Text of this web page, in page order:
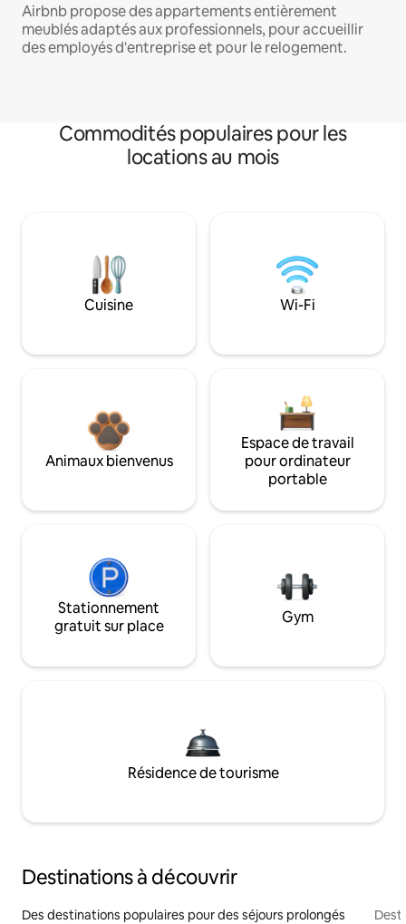
Airbnb propose des appartements entièrement
meublés adaptés aux professionnels, pour accueillir
des employés d'entreprise et pour le relogement.
Commodités populaires pour les
locations au mois
Cuisine Wi-Fi
Animaux bienvenus
Espace de travail
pour ordinateur
portable
Stationnement
gratuit sur place
Gym
Résidence de tourisme
Destinations à découvrir
Des destinations populaires pour des séjours prolongés